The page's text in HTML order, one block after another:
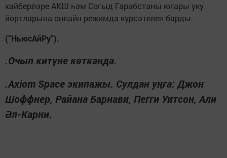
кайберләре АКШ һәм Согыд Гарәбстаны югары уку
йортларына онлайн режимда күрсәтелеп барды.
(“НьюсАйРу”).
.Очып китүне көткәндә.
.Axiom Space экипажы. Сулдан уңга: Джон
Шоффнер, Райана Барнави, Пегги Уитсон, Али
Әл-Карни.